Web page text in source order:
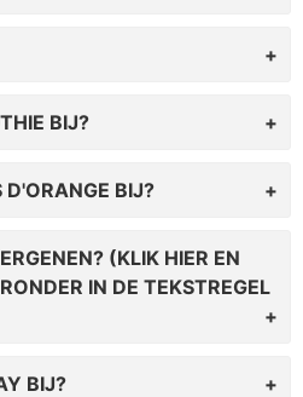
BIJ?
D'ORANGE BIJ?
(KLIK HIER EN
IN DE TEKSTREGEL
BIJ?